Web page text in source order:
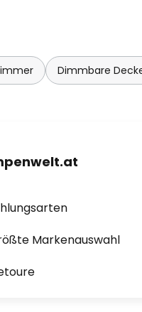
Dimmbare
Markenauswahl